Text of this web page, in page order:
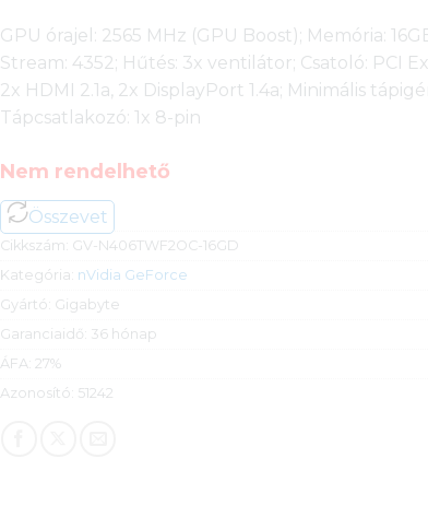
GPU órajel: 2565 MHz (GPU Boost); Memória:
Stream: 4352; Hűtés: 3x ventilátor; Csatoló: PCI
2x HDMI 2.1a, 2x DisplayPort 1.4a; Minimális
Tápcsatlakozó: 1x 8-pin
Nem rendelhető
Összevet
Cikkszám: GV-N406TWF2OC-16GD
Kategória: nVidia GeForce
Gyártó: Gigabyte
Garanciaidő: 36 hónap
ÁFA: 27%
Azonosító: 51242